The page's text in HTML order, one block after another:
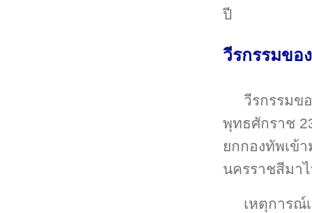
ปี
วีรกรรมขอ
วีรกรรมข
พุทธศักราช
ยกกองทัพเข้
นครราชสีมา
เหตุการณ์